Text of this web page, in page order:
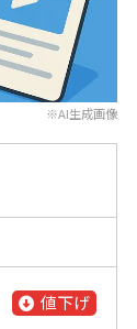
※AI生成画像
値下げ